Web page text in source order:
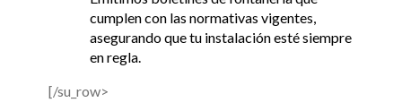
cumplen con las normativas vigentes,
asegurando que tu instalación esté siempre
en regla.
[/su_row>